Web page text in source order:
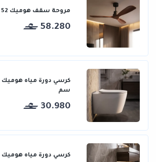
مروحة سقف هوميك 52 بوصة خشبي
58.280
سم
30.980